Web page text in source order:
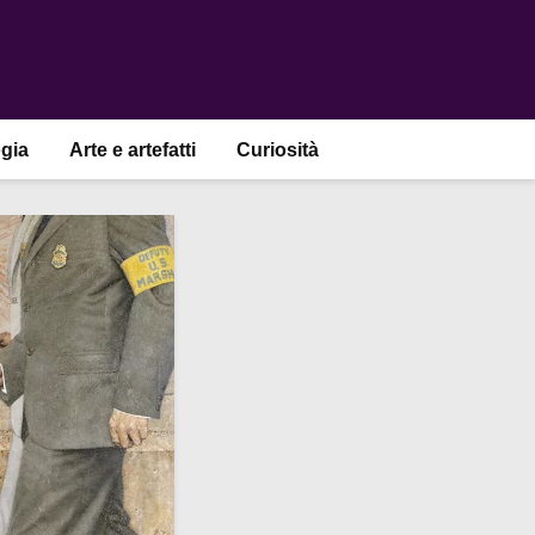
Arte e artefatti Curiosità